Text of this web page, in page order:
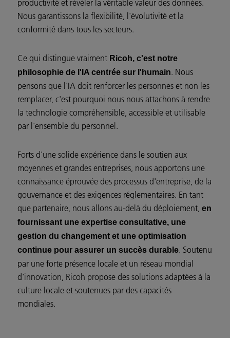
productivité et révéler la véritable valeur des données.
Nous garantissons la flexibilité, l'évolutivité et la
conformité dans tous les secteurs.
Ce qui distingue vraiment Ricoh, c'est notre
philosophie de l'IA centrée sur l'humain. Nous
pensons que l'IA doit renforcer les personnes et non les
remplacer, c'est pourquoi nous nous attachons à rendre
la technologie compréhensible, accessible et utilisable
par l'ensemble du personnel.
Forts d'une solide expérience dans le soutien aux
moyennes et grandes entreprises, nous apportons une
connaissance éprouvée des processus d'entreprise, de la
gouvernance et des exigences réglementaires. En tant
que partenaire, nous allons au-delà du déploiement, en
fournissant une expertise consultative, une
gestion du changement et une optimisation
continue pour assurer un succès durable. Soutenu
par une forte présence locale et un réseau mondial
d'innovation, Ricoh propose des solutions adaptées à la
culture locale et soutenues par des capacités
mondiales.